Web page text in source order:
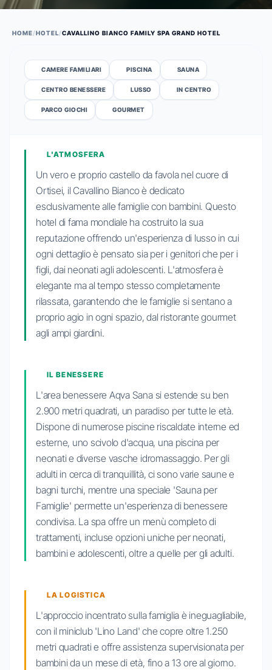
HOME/HOTEL/CAVALLINO BIANCO FAMILY SPA GRAND HOTEL
CAMERE FAMILIARI PISCINA SAUNA
CENTRO BENESSERE LUSSO IN CENTRO
PARCO GIOCHI GOURMET
L'ATMOSFERA
Un vero e proprio castello da favola nel cuore di
Ortisei, il Cavallino Bianco è dedicato
esclusivamente alle famiglie con bambini. Questo
hotel di fama mondiale ha costruito la sua
reputazione offrendo un'esperienza di lusso in cui
ogni dettaglio è pensato sia per i genitori che per i
figli, dai neonati agli adolescenti. L'atmosfera è
elegante ma al tempo stesso completamente
rilassata, garantendo che le famiglie si sentano a
proprio agio in ogni spazio, dal ristorante gourmet
agli ampi giardini.
IL BENESSERE
L'area benessere Aqva Sana si estende su ben
2.900 metri quadrati, un paradiso per tutte le età.
Dispone di numerose piscine riscaldate interne ed
esterne, uno scivolo d'acqua, una piscina per
neonati e diverse vasche idromassaggio. Per gli
adulti in cerca di tranquillità, ci sono varie saune e
bagni turchi, mentre una speciale 'Sauna per
Famiglie' permette un'esperienza di benessere
condivisa. La spa offre un menù completo di
trattamenti, incluse opzioni uniche per neonati,
bambini e adolescenti, oltre a quelle per gli adulti.
LA LOGISTICA
L'approccio incentrato sulla famiglia è ineguagliabile,
con il miniclub 'Lino Land' che copre oltre 1.250
metri quadrati e offre assistenza supervisionata per
bambini da un mese di età, fino a 13 ore al giorno.